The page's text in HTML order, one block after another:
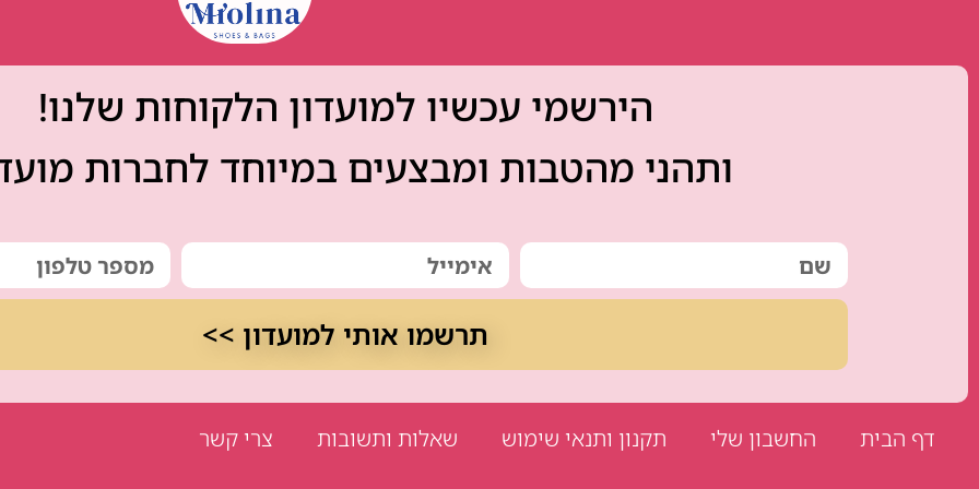
הירשמי עכשיו למועדון הלקוחות שלנו!
ותהני מהטבות ומבצעים במיוחד לחברות
תרשמו אותי למועדון >>
דף הבית החשבון שלי תקנון ותנאי שימוש שאלות ותשובות צרי קשר